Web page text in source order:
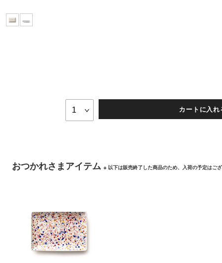
カートに入れ
おつかれさまアイテム ※ 以下は販売終了した商品のため、入荷の予定はご